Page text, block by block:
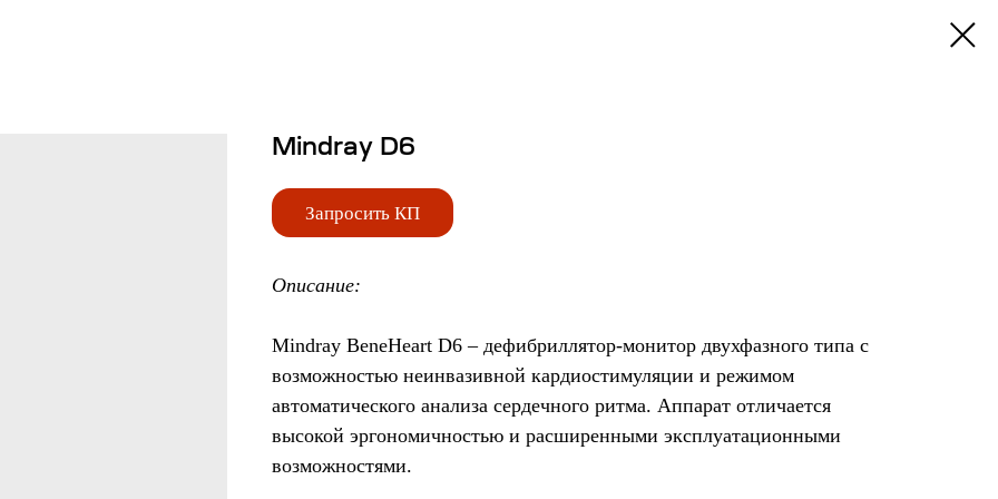
Mindray D6
Запросить КП
Описание:
Mindray BeneHeart D6 – дефибриллятор-монитор двухфазного типа с
возможностью неинвазивной кардиостимуляции и режимом
автоматического анализа сердечного ритма. Аппарат отличается
высокой эргономичностью и расширенными эксплуатационными
возможностями.